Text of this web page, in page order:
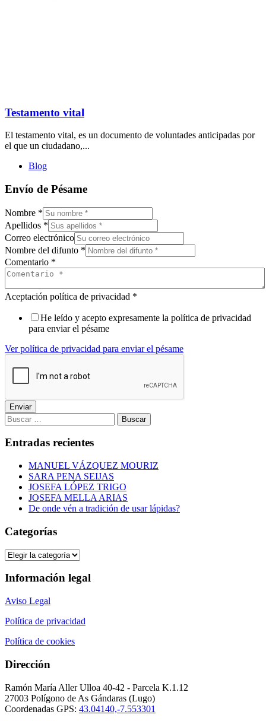
Testamento vital
El testamento vital, es un documento de voluntades anticipadas por
el que un ciudadano,...
Blog
Envío de Pésame
Nombre *
Apellidos *
Correo electrónico
Nombre del difunto *
Comentario *
Aceptación política de privacidad *
He leído y acepto expresamente la política de privacidad
para enviar el pésame
Ver política de privacidad para enviar el pésame
Enviar
Buscar:
Entradas recientes
MANUEL VÁZQUEZ MOURIZ
SARA PENA SEIJAS
JOSEFA LÓPEZ TRIGO
JOSEFA MELLA ARIAS
De onde vén a tradición de usar lápidas?
Categorías
Categorías
Información legal
Aviso Legal
Política de privacidad
Política de cookies
Dirección
Ramón María Aller Ulloa 40-42 - Parcela K.1.12
27003 Polígono de As Gándaras (Lugo)
Coordenadas GPS: 43.04140,-7.553301